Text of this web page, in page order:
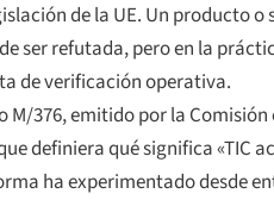
de la UE. Un producto
ser refutada, pero en la
de verificación operativa.
M/376, emitido por la
definiera qué significa «TIC
ha experimentado desde